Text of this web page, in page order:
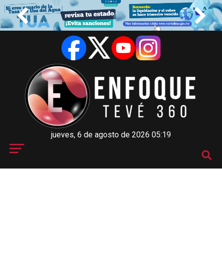
jueves, 6 de agosto de 2026 05:19